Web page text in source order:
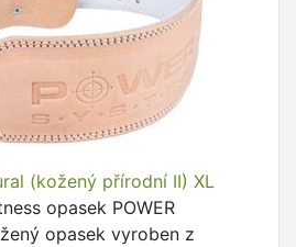
(kožený přírodní II) XL
opasek POWER
opasek vyroben z